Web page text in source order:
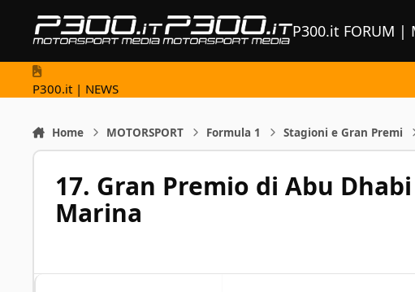
P300.it FORUM
P300.it | NEWS
Home MOTORSPORT Formula 1 Stagioni e Gran Premi
17. Gran Premio di Abu
Marina